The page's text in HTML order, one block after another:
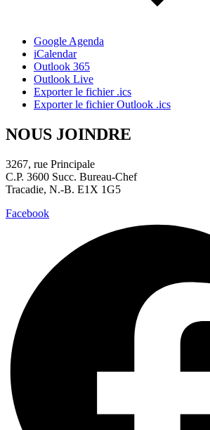
Google Agenda
iCalendar
Outlook 365
Outlook Live
Exporter le fichier .ics
Exporter le fichier Outlook .ics
NOUS JOINDRE
3267, rue Principale
C.P. 3600 Succ. Bureau-Chef
Tracadie, N.-B. E1X 1G5
Facebook